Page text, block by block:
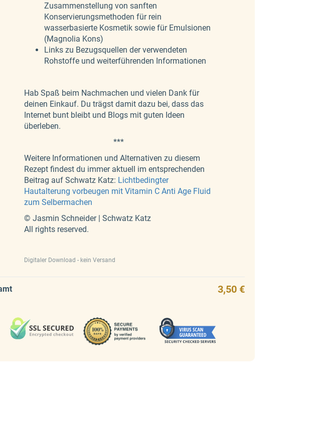
Zusammenstellung von sanften
Konservierungsmethoden für rein
wasserbasierte Kosmetik sowie für Emulsionen
(Magnolia Kons)
Links zu Bezugsquellen der verwendeten
Rohstoffe und weiterführenden Informationen
Hab Spaß beim Nachmachen und vielen Dank für
deinen Einkauf. Du trägst damit dazu bei, dass das
Internet bunt bleibt und Blogs mit guten Ideen
überleben.
***
Weitere Informationen und Alternativen zu diesem
Rezept findest du immer aktuell im entsprechenden
Beitrag auf Schwatz Katz: Lichtbedingter
Hautalterung vorbeugen mit Vitamin C Anti Age Fluid
zum Selbermachen
© Jasmin Schneider | Schwatz Katz
All rights reserved.
Digitaler Download - kein Versand
3,50 €